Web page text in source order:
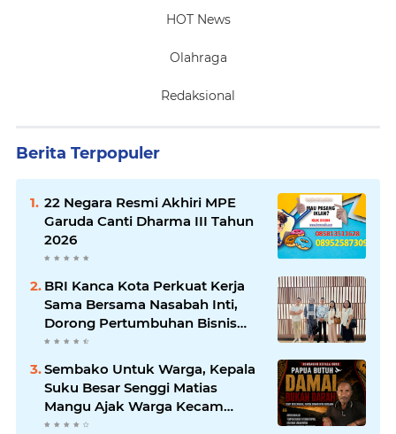
HOT News
Olahraga
Redaksional
Berita Terpopuler
22 Negara Resmi Akhiri MPE
Garuda Canti Dharma III Tahun
2026
BRI Kanca Kota Perkuat Kerja
Sama Bersama Nasabah Inti,
Dorong Pertumbuhan Bisnis
Berkelanjutan
Sembako Untuk Warga, Kepala
Suku Besar Senggi Matias
Mangu Ajak Warga Kecam
Pembunuhan Warga Sipil di